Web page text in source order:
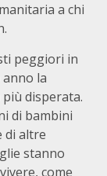
a chi
peggiori in
la
disperata.
di bambini
di altre
stanno
come